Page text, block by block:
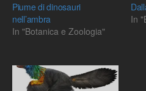
Piume di dinosauri
nell’ambra
In "Botanica e Zoologia"
In